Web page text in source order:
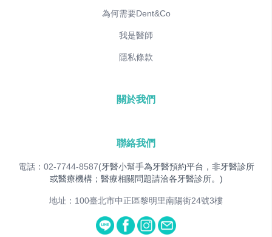
為何需要Dent&Co
我是醫師
隱私條款
關於我們
聯絡我們
電話：02-7744-8587(牙醫小幫手為牙醫預約平台，非牙醫診所
或醫療機構；醫療相關問題請洽各牙醫診所。)
地址：100臺北市中正區黎明里南陽街24號3樓